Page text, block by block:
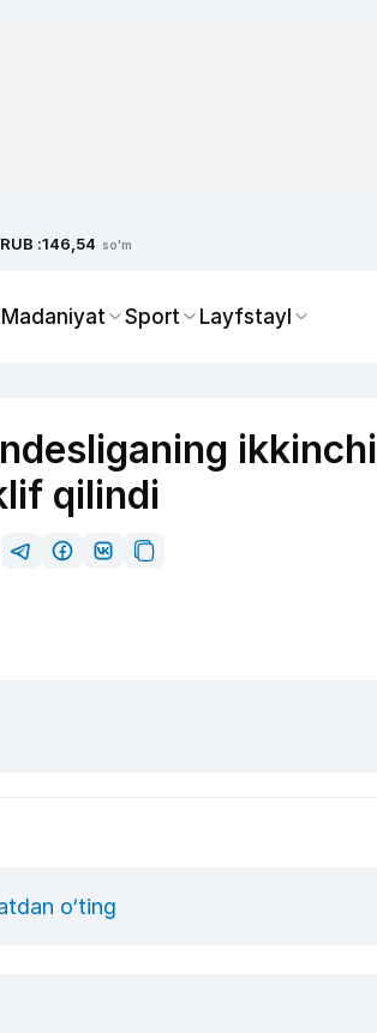
RUB :146,54 so'm
Madaniyat Sport Layfstayl
ikkinchi
qilindi
o‘ting